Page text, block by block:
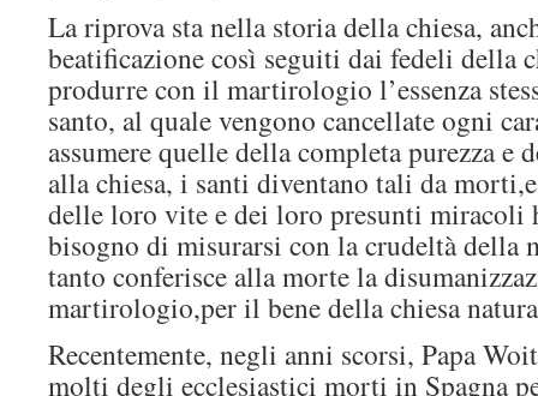
La riprova sta nella storia della chiesa,
beatificazione così seguiti dai fedeli della
produrre con il martirologio l’essenza
santo, al quale vengono cancellate ogni
assumere quelle della completa purezza e
alla chiesa, i santi diventano tali da
delle loro vite e dei loro presunti miracoli
bisogno di misurarsi con la crudeltà della
tanto conferisce alla morte la
martirologio,per il bene della chiesa
Recentemente, negli anni scorsi, Papa
molti degli ecclesiastici morti in Spagna